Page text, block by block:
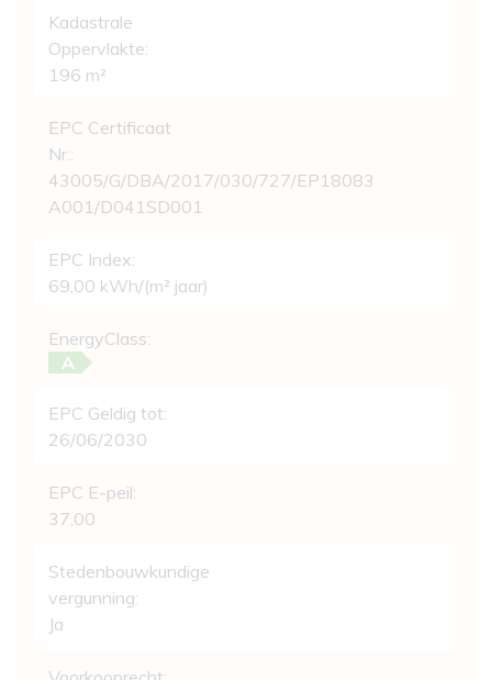
Kadastrale
Oppervlakte:
196 m²
EPC Certificaat
Nr.:
43005/G/DBA/2017/030/727/EP18083
A001/D041SD001
EPC Index:
69,00 kWh/(m² jaar)
EnergyClass:
A
EPC Geldig tot:
26/06/2030
EPC E-peil:
37,00
Stedenbouwkundige
vergunning:
Ja